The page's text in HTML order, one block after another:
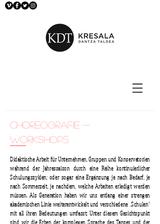
Choreografie -
Workshops
Didaktische Arbeit für Unternehmen, Gruppen und Konservatorien
während der Jahressaison durch eine Reihe kontinuierlicher
Schulungszyklen; oder sogar eine Ergänzung je nach Bedarf, je
nach Sommerzeit, je nachdem, welche Arbeiten erledigt werden
müssen. Als Generation haben wir uns entlang einer strengen
akademischen Linie weiterentwickelt und verschiedene „Schulen“
mit all ihren Bedeutungen umfasst; Unter diesem Gesichtspunkt
sind wir die Erben der komplexen Sprache des Tanzes und der